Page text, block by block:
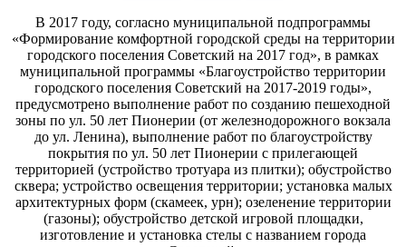
В 2017 году, согласно муниципальной подпрограммы
«Формирование комфортной городской среды на территории
городского поселения Советский на 2017 год», в рамках
муниципальной программы «Благоустройство территории
городского поселения Советский на 2017-2019 годы»,
предусмотрено выполнение работ по созданию пешеходной
зоны по ул. 50 лет Пионерии (от железнодорожного вокзала
до ул. Ленина), выполнение работ по благоустройству
покрытия по ул. 50 лет Пионерии с прилегающей
территорией (устройство тротуара из плитки); обустройство
сквера; устройство освещения территории; установка малых
архитектурных форм (скамеек, урн); озеленение территории
(газоны); обустройство детской игровой площадки,
изготовление и установка стелы с названием города